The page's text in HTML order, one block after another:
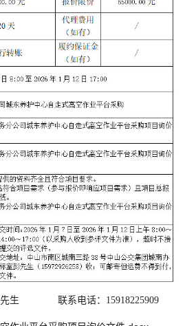
先生 联系电话：15918225909